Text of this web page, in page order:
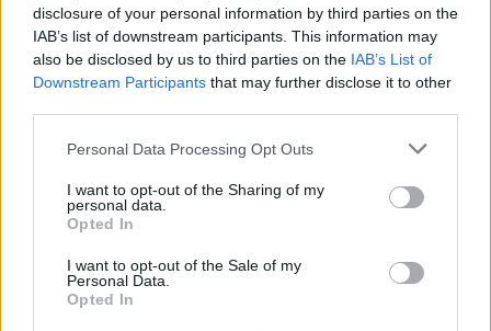
disclosure of your personal information by third parties on the
IAB’s list of downstream participants. This information may
also be disclosed by us to third parties on the IAB’s List of
Downstream Participants that may further disclose it to other
Personal Data Processing Opt Outs
I want to opt-out of the Sharing of my
personal data.
Opted In
I want to opt-out of the Sale of my
Personal Data.
Opted In
Afficher la carte